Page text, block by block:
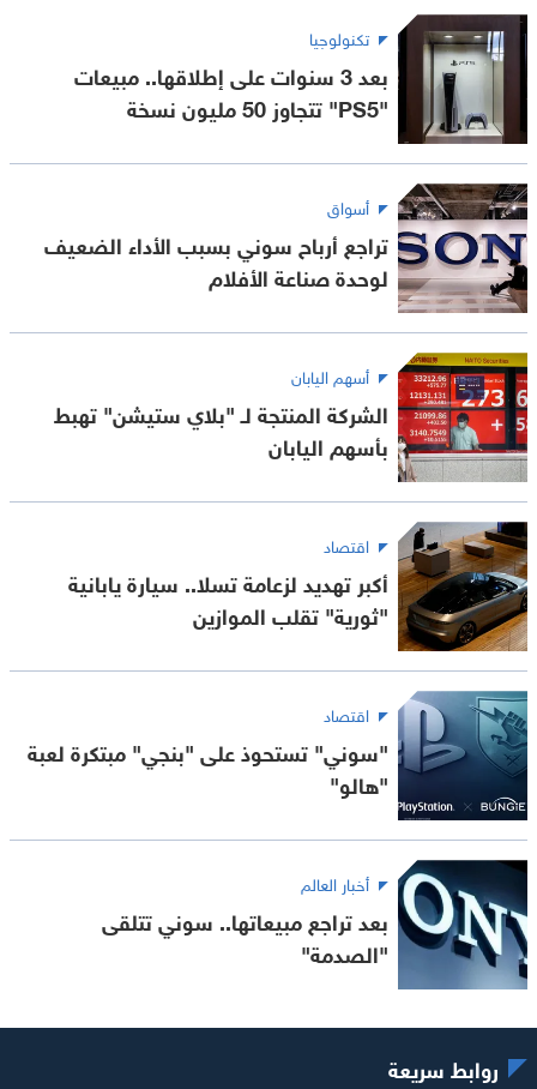
تكنولوجيا
بعد 3 سنوات على إطلاقها.. مبيعات
"PS5" تتجاوز 50 مليون نسخة
أسواق
تراجع أرباح سوني بسبب الأداء الضعيف
لوحدة صناعة الأفلام
أسهم اليابان
الشركة المنتجة لـ "بلاي ستيشن" تهبط
بأسهم اليابان
اقتصاد
أكبر تهديد لزعامة تسلا.. سيارة يابانية
"ثورية" تقلب الموازين
اقتصاد
"سوني" تستحوذ على "بنجي" مبتكرة لعبة
"هالو"
أخبار العالم
بعد تراجع مبيعاتها.. سوني تتلقى
"الصدمة"
روابط سريعة